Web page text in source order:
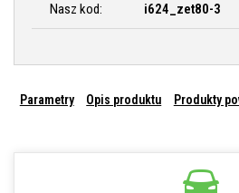
Nasz kod:
i624_zet80-3
Parametry Opis produktu Produkty